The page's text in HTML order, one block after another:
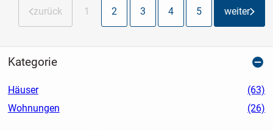
zurück 1 2 3 4 5 weiter
Kategorie
Häuser
(63)
Wohnungen
(26)